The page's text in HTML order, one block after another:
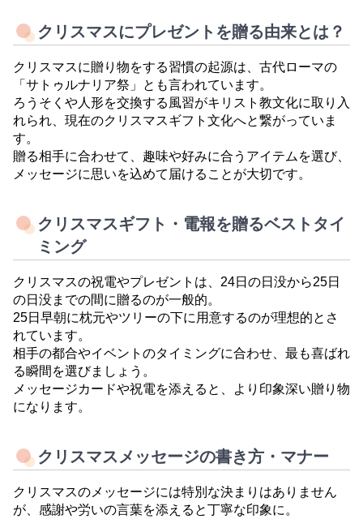
クリスマスにプレゼントを贈る由来とは？
クリスマスに贈り物をする習慣の起源は、古代ローマの
「サトゥルナリア祭」とも言われています。
ろうそくや人形を交換する風習がキリスト教文化に取り入
れられ、現在のクリスマスギフト文化へと繋がっていま
す。
贈る相手に合わせて、趣味や好みに合うアイテムを選び、
メッセージに思いを込めて届けることが大切です。
クリスマスギフト・電報を贈るベストタイ
ミング
クリスマスの祝電やプレゼントは、24日の日没から25日
の日没までの間に贈るのが一般的。
25日早朝に枕元やツリーの下に用意するのが理想的とさ
れています。
相手の都合やイベントのタイミングに合わせ、最も喜ばれ
る瞬間を選びましょう。
メッセージカードや祝電を添えると、より印象深い贈り物
になります。
クリスマスメッセージの書き方・マナー
クリスマスのメッセージには特別な決まりはありません
が、感謝や労いの言葉を添えると丁寧な印象に。